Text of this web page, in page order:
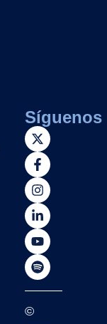
Síguenos
©